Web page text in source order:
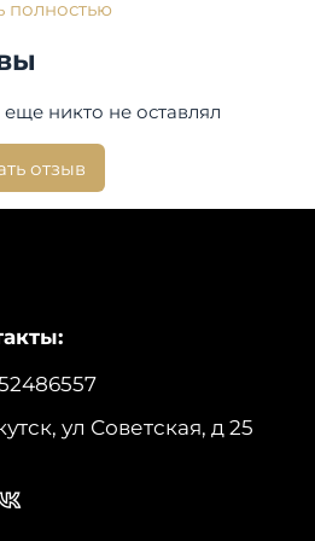
330 г/м? (Valtherm 180 г/
изделия по спинке: 90 см.
полностью
никто не оставлял
отзыв
ул Советская, д 25